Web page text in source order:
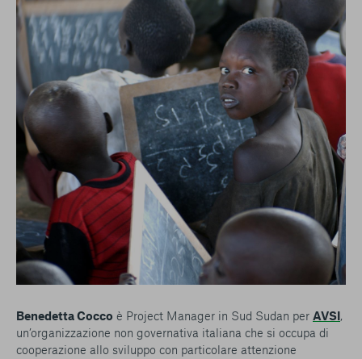
Benedetta Cocco è Project Manager in Sud Sudan per AVSI,
un’organizzazione non governativa italiana che si occupa di
cooperazione allo sviluppo con particolare attenzione